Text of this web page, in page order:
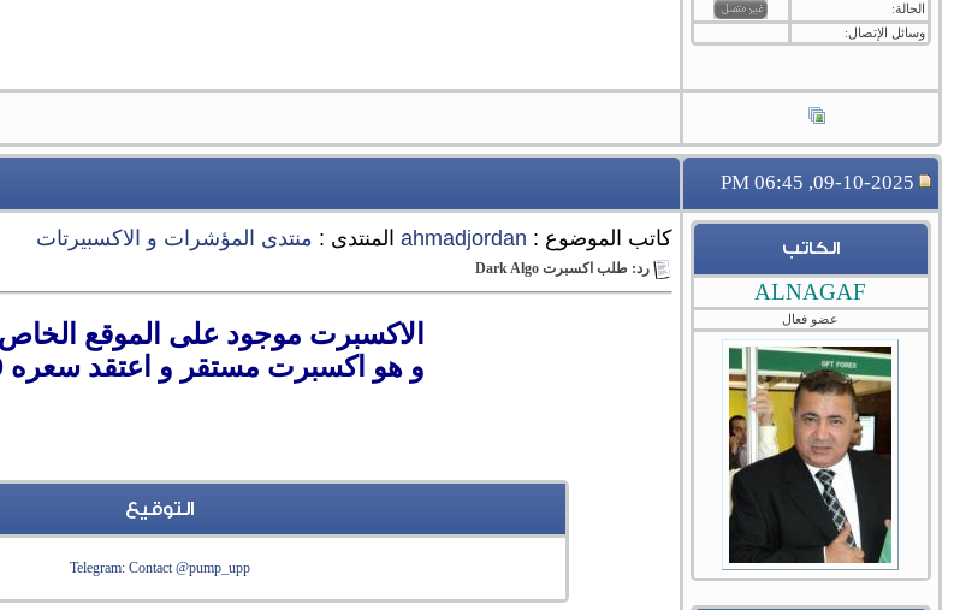
الحالة:
وسائل الإتصال:
09-10-2025, 06:45 PM
الكاتب
ALNAGAF
عضو فعال
كاتب الموضوع : ahmadjordan المنتدى : منتدى المؤشرات و الاكسبيرتات
رد: طلب اكسبرت Dark Algo
الاكسبرت موجود على الموقع
و هو اكسبرت مستقر و اعتقد سعره 199 دولار
التوقيع
Telegram: Contact @pump_upp